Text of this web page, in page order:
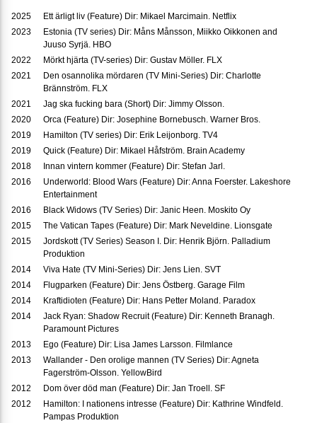
2025
Ett ärligt liv (Feature) Dir: Mikael Marcimain. Netflix
2023
Estonia (TV series) Dir: Måns Månsson, Miikko Oikkonen and
Juuso Syrjä. HBO
2022
Mörkt hjärta (TV-series) Dir: Gustav Möller. FLX
2021
Den osannolika mördaren (TV Mini-Series) Dir: Charlotte
Brännström. FLX
2021
Jag ska fucking bara (Short) Dir: Jimmy Olsson.
2020
Orca (Feature) Dir: Josephine Bornebusch. Warner Bros.
2019
Hamilton (TV series) Dir: Erik Leijonborg. TV4
2019
Quick (Feature) Dir: Mikael Håfström. Brain Academy
2018
Innan vintern kommer (Feature) Dir: Stefan Jarl.
2016
Underworld: Blood Wars (Feature) Dir: Anna Foerster. Lakeshore
Entertainment
2016
Black Widows (TV Series) Dir: Janic Heen. Moskito Oy
2015
The Vatican Tapes (Feature) Dir: Mark Neveldine. Lionsgate
2015
Jordskott (TV Series) Season I. Dir: Henrik Björn. Palladium
Produktion
2014
Viva Hate (TV Mini-Series) Dir: Jens Lien. SVT
2014
Flugparken (Feature) Dir: Jens Östberg. Garage Film
2014
Kraftidioten (Feature) Dir: Hans Petter Moland. Paradox
2014
Jack Ryan: Shadow Recruit (Feature) Dir: Kenneth Branagh.
Paramount Pictures
2013
Ego (Feature) Dir: Lisa James Larsson. Filmlance
2013
Wallander - Den orolige mannen (TV Series) Dir: Agneta
Fagerström-Olsson. YellowBird
2012
Dom över död man (Feature) Dir: Jan Troell. SF
2012
Hamilton: I nationens intresse (Feature) Dir: Kathrine Windfeld.
Pampas Produktion